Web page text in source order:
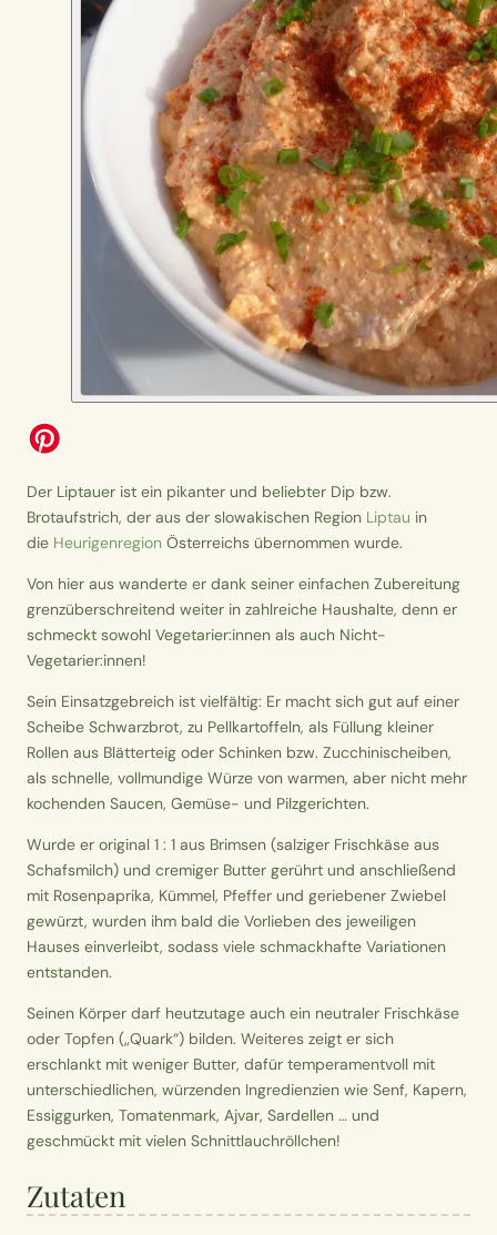
Der Liptauer ist ein pikanter und beliebter Dip bzw.
Brotaufstrich, der aus der slowakischen Region Liptau in
die Heurigenregion Österreichs übernommen wurde.
Von hier aus wanderte er dank seiner einfachen Zubereitung
grenzüberschreitend weiter in zahlreiche Haushalte, denn er
schmeckt sowohl Vegetarier:innen als auch Nicht-
Vegetarier:innen!
Sein Einsatzgebreich ist vielfältig: Er macht sich gut auf einer
Scheibe Schwarzbrot, zu Pellkartoffeln, als Füllung kleiner
Rollen aus Blätterteig oder Schinken bzw. Zucchinischeiben,
als schnelle, vollmundige Würze von warmen, aber nicht mehr
kochenden Saucen, Gemüse- und Pilzgerichten.
Wurde er original 1 : 1 aus Brimsen (salziger Frischkäse aus
Schafsmilch) und cremiger Butter gerührt und anschließend
mit Rosenpaprika, Kümmel, Pfeffer und geriebener Zwiebel
gewürzt, wurden ihm bald die Vorlieben des jeweiligen
Hauses einverleibt, sodass viele schmackhafte Variationen
entstanden.
Seinen Körper darf heutzutage auch ein neutraler Frischkäse
oder Topfen („Quark“) bilden. Weiteres zeigt er sich
erschlankt mit weniger Butter, dafür temperamentvoll mit
unterschiedlichen, würzenden Ingredienzien wie Senf, Kapern,
Essiggurken, Tomatenmark, Ajvar, Sardellen … und
geschmückt mit vielen Schnittlauchröllchen!
Zutaten